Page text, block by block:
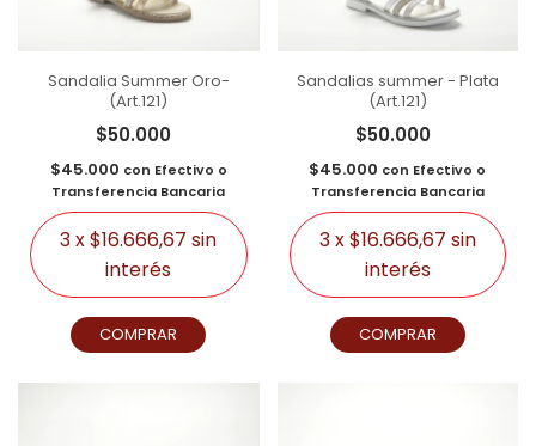
Sandalia Summer Oro-
(Art.121)
$50.000
$45.000 con Efectivo o
Transferencia Bancaria
3x$16.666,67 sin
interés
COMPRAR
Sandalias summer - Plata
(Art.121)
$50.000
$45.000 con Efectivo o
Transferencia Bancaria
3x$16.666,67 sin
interés
COMPRAR